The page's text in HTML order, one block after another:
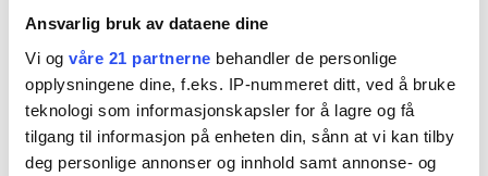
Ansvarlig bruk av dataene dine
Vi og våre 21 partnerne behandler de personlige
opplysningene dine, f.eks. IP-nummeret ditt, ved å bruke
teknologi som informasjonskapsler for å lagre og få
tilgang til informasjon på enheten din, sånn at vi kan tilby
deg personlige annonser og innhold samt annonse- og